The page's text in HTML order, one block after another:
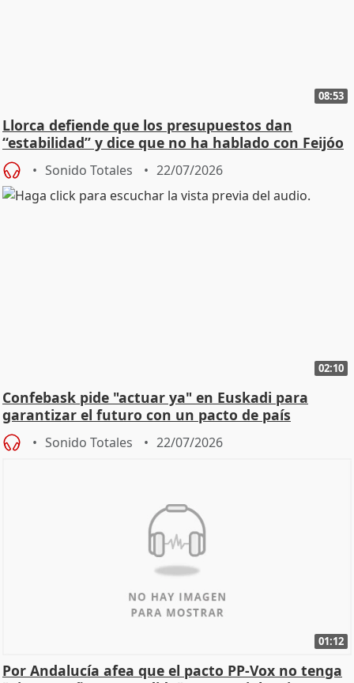
08:53
Llorca defiende que los presupuestos dan
“estabilidad” y dice que no ha hablado con Feijóo
Sonido Totales 22/07/2026
02:10
Confebask pide "actuar ya" en Euskadi para
garantizar el futuro con un pacto de país
Sonido Totales 22/07/2026
01:12
Por Andalucía afea que el pacto PP-Vox no tenga